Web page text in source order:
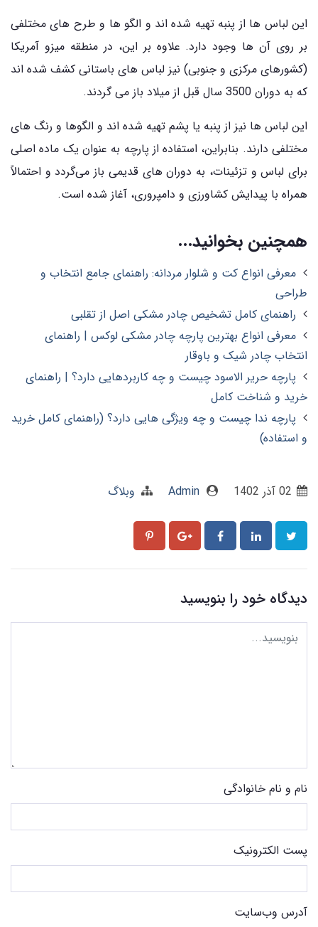
این لباس ‌ها از پنبه تهیه شده اند و الگو ها و طرح ‌های مختلفی
بر روی آن‌ ها وجود دارد. علاوه بر این، در منطقه میزو آمریکا
(کشورهای مرکزی و جنوبی) نیز لباس های باستانی کشف شده‌ اند
که به دوران 3500 سال قبل از میلاد باز می‌ گردند.
این لباس ‌ها نیز از پنبه یا پشم تهیه شده اند و الگوها و رنگ ‌های
مختلفی دارند. بنابراین، استفاده از پارچه به عنوان یک ماده اصلی
برای لباس و تزئینات، به دوران های قدیمی باز می‌گردد و احتمالاً
همراه با پیدایش کشاورزی و دامپروری، آغاز شده است.
همچنین بخوانید...
معرفی انواع کت و شلوار مردانه: راهنمای جامع انتخاب و
طراحی
راهنمای کامل تشخیص چادر مشکی اصل از تقلبی
معرفی انواع بهترین پارچه چادر مشکی لوکس | راهنمای
انتخاب چادر شیک و باوقار
پارچه حریر الاسود چیست و چه کاربردهایی دارد؟ | راهنمای
خرید و شناخت کامل
پارچه ندا چیست و چه ویژگی هایی دارد؟ (راهنمای کامل خرید
و استفاده)
Admin وبلاگ
دیدگاه خود را بنویسید
نام و نام خانوادگی
پست الکترونیک
آدرس وب‌سایت